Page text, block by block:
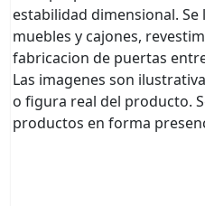
estabilidad dimensional.
muebles y cajones,
fabricacion de puertas
Las imagenes son
o figura real del producto.
productos en forma